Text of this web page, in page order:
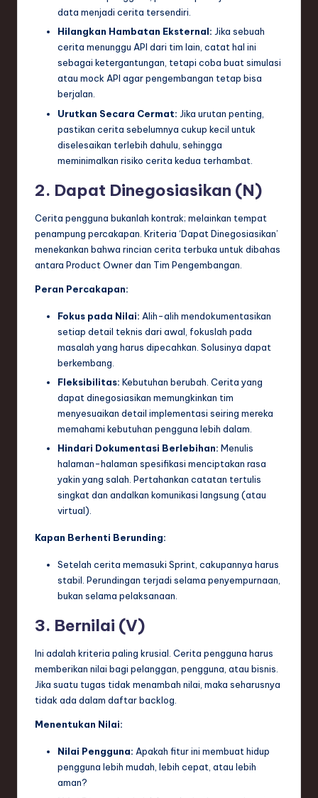
data menjadi cerita tersendiri.
Hilangkan Hambatan Eksternal: Jika sebuah
cerita menunggu API dari tim lain, catat hal ini
sebagai ketergantungan, tetapi coba buat simulasi
atau mock API agar pengembangan tetap bisa
berjalan.
Urutkan Secara Cermat: Jika urutan penting,
pastikan cerita sebelumnya cukup kecil untuk
diselesaikan terlebih dahulu, sehingga
meminimalkan risiko cerita kedua terhambat.
2. Dapat Dinegosiasikan (N)
Cerita pengguna bukanlah kontrak; melainkan tempat
penampung percakapan. Kriteria ‘Dapat Dinegosiasikan’
menekankan bahwa rincian cerita terbuka untuk dibahas
antara Product Owner dan Tim Pengembangan.
Peran Percakapan:
Fokus pada Nilai: Alih-alih mendokumentasikan
setiap detail teknis dari awal, fokuslah pada
masalah yang harus dipecahkan. Solusinya dapat
berkembang.
Fleksibilitas: Kebutuhan berubah. Cerita yang
dapat dinegosiasikan memungkinkan tim
menyesuaikan detail implementasi seiring mereka
memahami kebutuhan pengguna lebih dalam.
Hindari Dokumentasi Berlebihan: Menulis
halaman-halaman spesifikasi menciptakan rasa
yakin yang salah. Pertahankan catatan tertulis
singkat dan andalkan komunikasi langsung (atau
virtual).
Kapan Berhenti Berunding:
Setelah cerita memasuki Sprint, cakupannya harus
stabil. Perundingan terjadi selama penyempurnaan,
bukan selama pelaksanaan.
3. Bernilai (V)
Ini adalah kriteria paling krusial. Cerita pengguna harus
memberikan nilai bagi pelanggan, pengguna, atau bisnis.
Jika suatu tugas tidak menambah nilai, maka seharusnya
tidak ada dalam daftar backlog.
Menentukan Nilai:
Nilai Pengguna: Apakah fitur ini membuat hidup
pengguna lebih mudah, lebih cepat, atau lebih
aman?